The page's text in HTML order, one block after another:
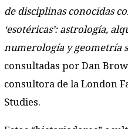
de disciplinas conocidas
‘esotéricas’: astrología,
numerología y geometría
consultadas por Dan
consultora de la London
Studies.